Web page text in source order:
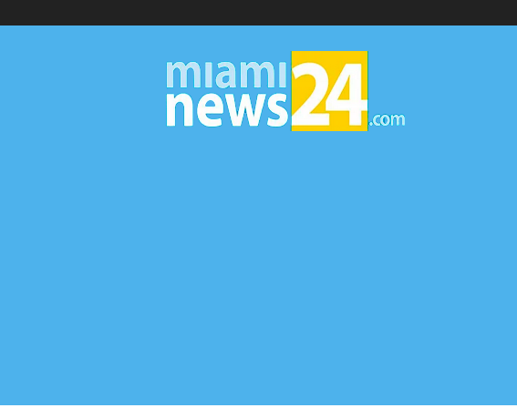
▷
Miami
News
24